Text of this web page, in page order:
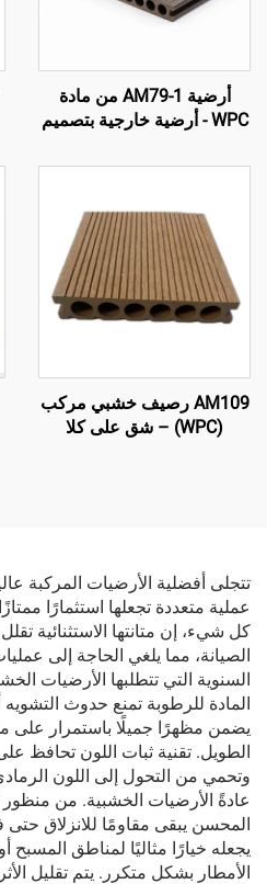
أرضية AM79-1 من مادة
WPC - أرضية خارجية بتصميم
الصيانة
AM109 رصيف خشبي مركب
(WPC) – شق على كلا
تتجلى أفضلية الأرضيات المركبة
عملية متعددة تجعلها استثمارًا
كل شيء، إن متانتها الاستثنائية
الصيانة، مما يلغي الحاجة إلى
السنوية التي تتطلبها الأرضيات
المادة للرطوبة تمنع حدوث التشويه
يضمن مظهرًا جميلًا باستمرار على
الطويل. تقنية ثبات اللون تحافظ
وتحمي من التحول إلى اللون
عادةً الأرضيات الخشبية. من
المحسن يبقى مقاومًا للانزلاق
يجعله خيارًا مثاليًا لمناطق المسبح
الأمطار بشكل متكرر. يتم تقليل